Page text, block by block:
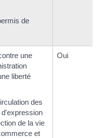
de
une
liberté
des
de la vie
et
Oui